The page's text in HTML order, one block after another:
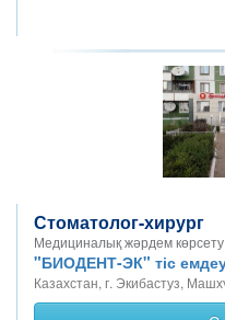
Стоматолог-хирург
Медициналық жәрдем көрсету
"БИОДЕНТ-ЭК" тіс
Казахстан, г. Экибастуз,